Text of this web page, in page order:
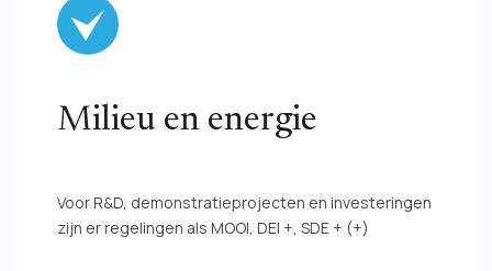
Milieu en energie
Voor R&D, demonstratieprojecten en investeringen
zijn er regelingen als MOOI, DEI +, SDE + (+)